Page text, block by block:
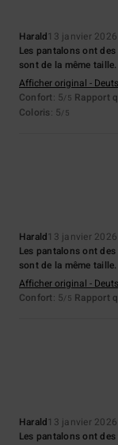
Harald13 janvier 2026
Les pantalons ont
sont de la même taille.
Afficher original -
Confort: 5/5 Rapport
Coloris: 5/5
Harald13 janvier 2026
Les pantalons ont
sont de la même taille.
Afficher original -
Confort: 5/5 Rapport
Harald13 janvier 2026
Les pantalons ont